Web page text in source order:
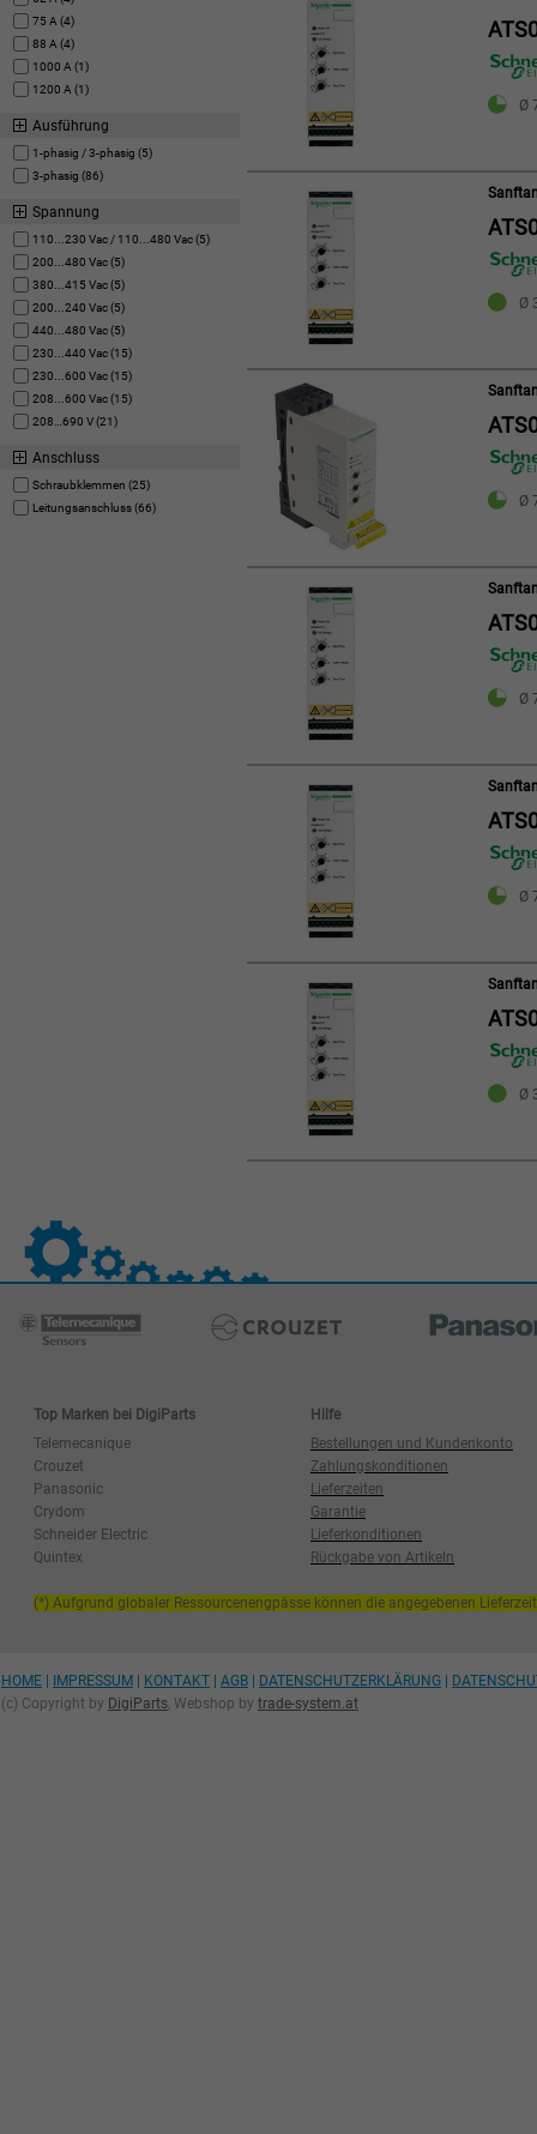
75 A (4)
88 A (4)
1000 A (1)
1200 A (1)
Ausführung
1-phasig / 3-phasig (5)
3-phasig (86)
Spannung
110...230 Vac / 110...480 Vac (5)
200...480 Vac (5)
380...415 Vac (5)
200...240 Vac (5)
440...480 Vac (5)
230...440 Vac (15)
230...600 Vac (15)
208...600 Vac (15)
208…690 V (21)
Anschluss
Schraubklemmen (25)
Leitungsanschluss (66)
Ø
Ø
Ø
Ø
Ø
Ø
Top Marken bei DigiParts
Hilfe
Telemecanique
Bestellungen und Kundenkonto
Crouzet
Zahlungskonditionen
Panasonic
Lieferzeiten
Crydom
Garantie
Schneider Electric
Lieferkonditionen
Quintex
Rückgabe von Artikeln
(*) Aufgrund globaler Ressourcenengpässe können die angegebenen
HOME IMPRESSUM KONTAKT AGB DATENSCHUTZERKLÄRUNG
(c) Copyright by DigiParts, Webshop by trade-system.at